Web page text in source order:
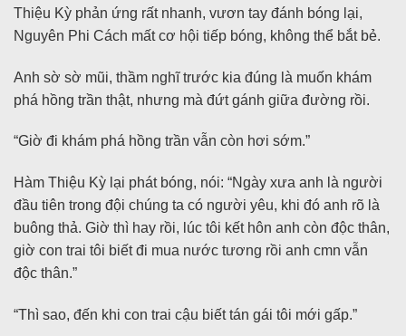
Thiệu Kỳ phản ứng rất nhanh, vươn tay đánh bóng lại,
Nguyên Phi Cách mất cơ hội tiếp bóng, không thể bắt bẻ.
Anh sờ sờ mũi, thầm nghĩ trước kia đúng là muốn khám
phá hồng trần thật, nhưng mà đứt gánh giữa đường rồi.
“Giờ đi khám phá hồng trần vẫn còn hơi sớm.”
Hàm Thiệu Kỳ lại phát bóng, nói: “Ngày xưa anh là người
đầu tiên trong đội chúng ta có người yêu, khi đó anh rõ là
buông thả. Giờ thì hay rồi, lúc tôi kết hôn anh còn độc thân,
giờ con trai tôi biết đi mua nước tương rồi anh cmn vẫn
độc thân.”
“Thì sao, đến khi con trai cậu biết tán gái tôi mới gấp.”